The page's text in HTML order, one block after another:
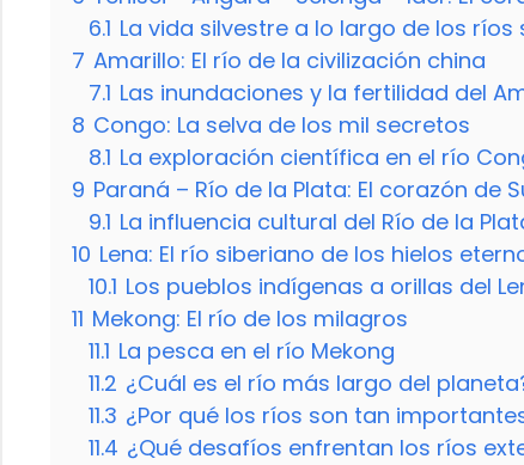
6.1 La vida silvestre a lo largo de los ríos
7 Amarillo: El río de la civilización china
7.1 Las inundaciones y la fertilidad del
8 Congo: La selva de los mil secretos
8.1 La exploración científica en el río
9 Paraná – Río de la Plata: El corazón de
9.1 La influencia cultural del Río de la
10 Lena: El río siberiano de los hielos
10.1 Los pueblos indígenas a orillas del
11 Mekong: El río de los milagros
11.1 La pesca en el río Mekong
11.2 ¿Cuál es el río más largo del
11.3 ¿Por qué los ríos son tan
11.4 ¿Qué desafíos enfrentan los ríos